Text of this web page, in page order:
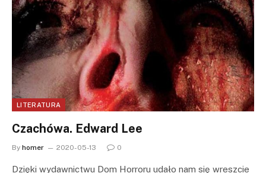
LITERATURA
Czachówa. Edward Lee
By homer 2020-05-13 0
Dzięki wydawnictwu Dom Horroru udało nam się wreszcie